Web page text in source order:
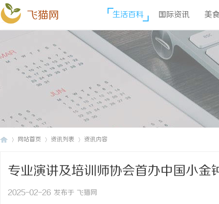
飞猫网 生活百科 国际资讯 美
网站首页 资讯列表 资讯内容
专业演讲及培训师协会首办中国小金
2025-02-26 发布于 飞猫网